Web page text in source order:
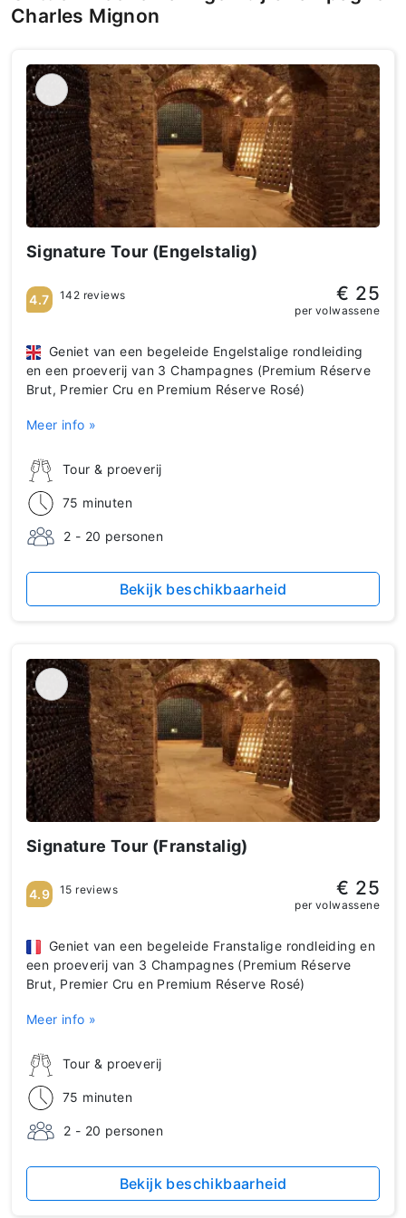
Charles Mignon
Signature Tour (Engelstalig)
Tour & proeverij
75 minuten
2 - 20 personen
Geniet van een begeleide Engelstalige rondleiding
en een proeverij van 3 Champagnes (Premium Réserve
Brut, Premier Cru en Premium Réserve Rosé)
Meer info »
4.7 142 reviews € 25
per volwassene
Bekijk beschikbaarheid
Signature Tour (Franstalig)
Tour & proeverij
75 minuten
2 - 20 personen
Geniet van een begeleide Franstalige rondleiding en
een proeverij van 3 Champagnes (Premium Réserve
Brut, Premier Cru en Premium Réserve Rosé)
Meer info »
4.9 15 reviews € 25
per volwassene
Bekijk beschikbaarheid